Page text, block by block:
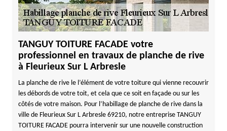
TANGUY TOITURE FACADE votre
professionnel en travaux de planche de rive
à Fleurieux Sur L Arbresle
La planche de rive le l’élément de votre toiture qui vienne recouvrir
les débords de votre toit, et cela que ce soit en façade ou sur les
côtés de votre maison. Pour l’habillage de planche de rive dans la
ville de Fleurieux Sur L Arbresle 69210, notre entreprise TANGUY
TOITURE FACADE pourra intervenir sur une nouvelle construction